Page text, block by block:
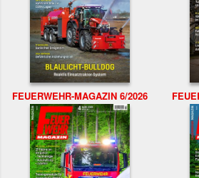
FEUERWEHR-MAGAZIN 6/2026